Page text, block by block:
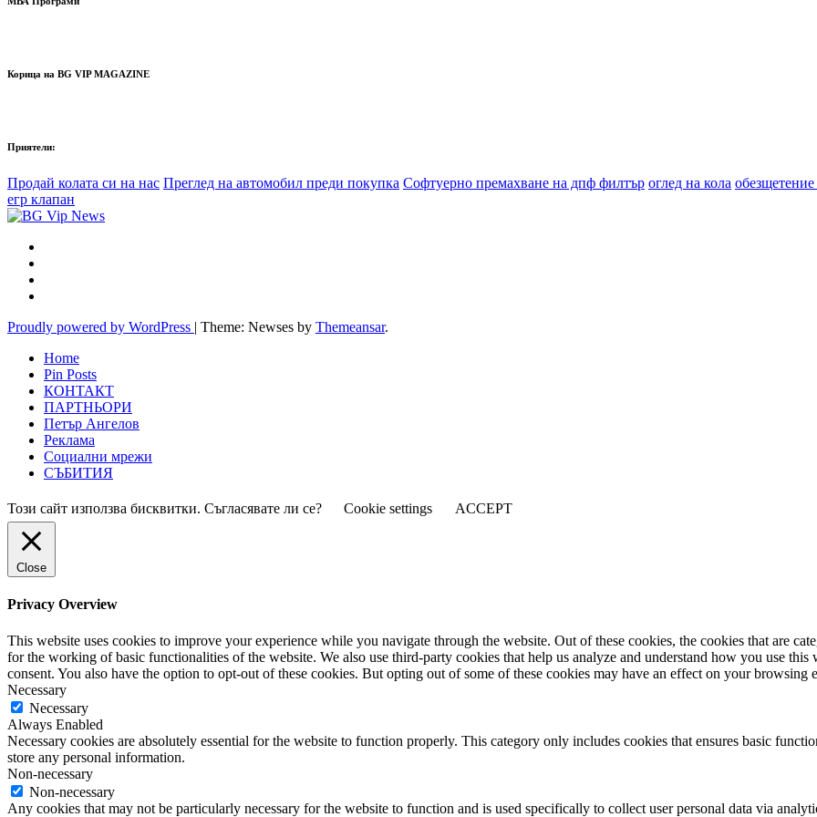
Корица на BG VIP MAGAZINE
Приятели:
Продай колата си на нас Преглед на автомобил преди покупка Софтуерно премахване на дпф филтър оглед на кола
егр клапан
Proudly powered by WordPress | Theme: Newses by Themeansar.
Home
Pin Posts
КОНТАКТ
ПАРТНЬОРИ
Петър Ангелов
Реклама
Социални мрежи
СЪБИТИЯ
Този сайт използва бисквитки. Съгласявате ли се? Cookie settings ACCEPT
Close
Privacy Overview
This website uses cookies to improve your experience while you navigate through the website. Out of these cookies, the cookies that are
for the working of basic functionalities of the website. We also use third-party cookies that help us analyze and understand how you use
consent. You also have the option to opt-out of these cookies. But opting out of some of these cookies may have an effect on your browsing
Necessary
Necessary
Always Enabled
Necessary cookies are absolutely essential for the website to function properly. This category only includes cookies that ensures basic
store any personal information.
Non-necessary
Non-necessary
Any cookies that may not be particularly necessary for the website to function and is used specifically to collect user personal data via